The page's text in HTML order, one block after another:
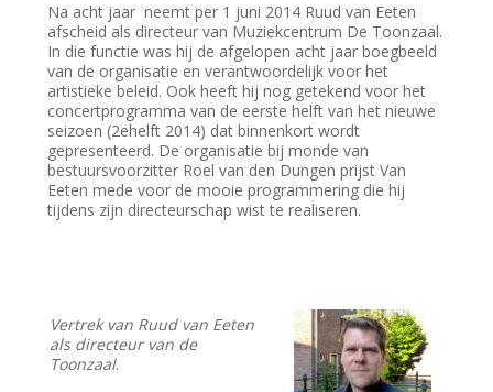
Na acht jaar neemt per 1 juni 2014 Ruud van Eeten
afscheid als directeur van Muziekcentrum De Toonzaal.
In die functie was hij de afgelopen acht jaar boegbeeld
van de organisatie en verantwoordelijk voor het
artistieke beleid. Ook heeft hij nog getekend voor het
concertprogramma van de eerste helft van het nieuwe
seizoen (2ehelft 2014) dat binnenkort wordt
gepresenteerd. De organisatie bij monde van
bestuursvoorzitter Roel van den Dungen prijst Van
Eeten mede voor de mooie programmering die hij
tijdens zijn directeurschap wist te realiseren.
Vertrek van Ruud van Eeten
als directeur van de
Toonzaal.